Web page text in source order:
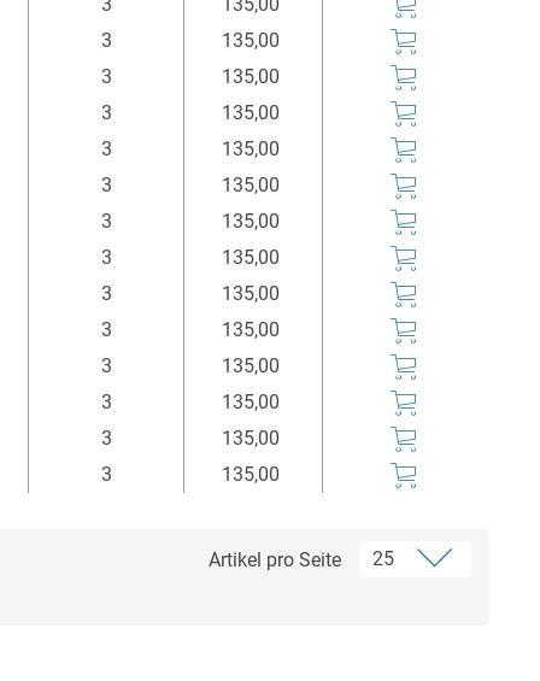
3
135,00
3
135,00
3
135,00
3
135,00
3
135,00
3
135,00
3
135,00
3
135,00
3
135,00
3
135,00
3
135,00
3
135,00
3 135,00
Artikel pro Seite